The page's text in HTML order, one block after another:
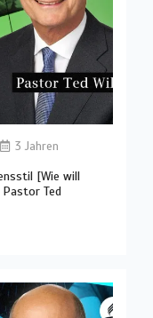
3 Jahren
[Wie will
Ted